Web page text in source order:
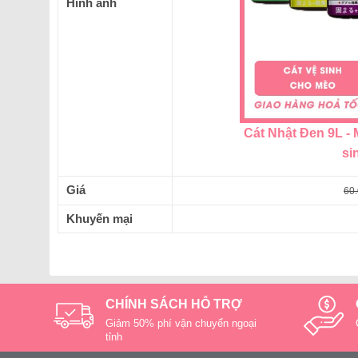
Hình ảnh
Cát Nhật Đen 9L -
Giá
Khuyến mại
CHÍNH SÁCH HỖ TRỢ
Giảm 50% phí vận chuyển ngoại
tỉnh